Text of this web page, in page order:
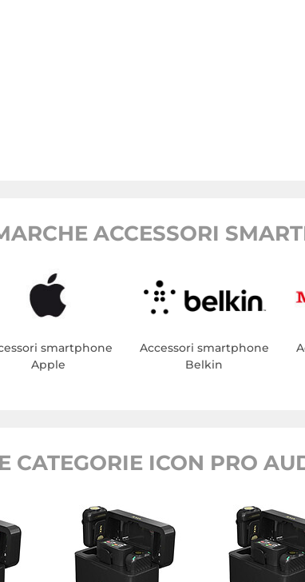
ACCESSORI
smartphone
Apple
Accessori smartphone
Belkin
CATEGORIE ICON PRO